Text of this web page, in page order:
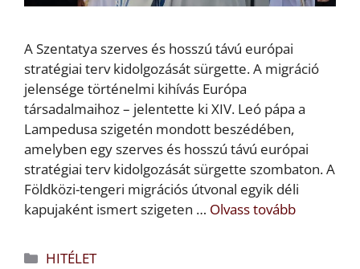
A Szentatya szerves és hosszú távú európai
stratégiai terv kidolgozását sürgette. A migráció
jelensége történelmi kihívás Európa
társadalmaihoz – jelentette ki XIV. Leó pápa a
Lampedusa szigetén mondott beszédében,
amelyben egy szerves és hosszú távú európai
stratégiai terv kidolgozását sürgette szombaton. A
Földközi-tengeri migrációs útvonal egyik déli
kapujaként ismert szigeten … Olvass tovább
Kategória
HITÉLET